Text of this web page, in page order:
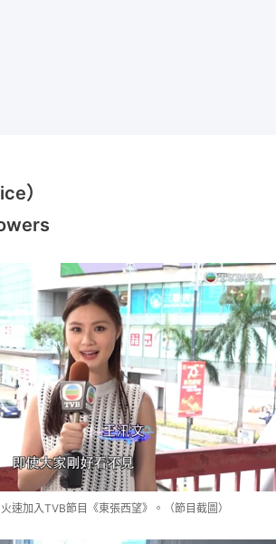
）
速加入TVB節目《東張西望》。（節目截圖）